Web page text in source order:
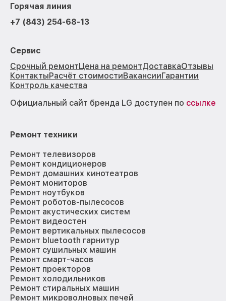
Горячая линия
+7 (843) 254-68-13
Сервис
Срочный ремонтЦена на ремонтДоставкаОтзывы
КонтактыРасчёт стоимостиВакансииГарантии
Контроль качества
Официальный сайт бренда LG доступен по ссылке
Ремонт техники
Ремонт телевизоров
Ремонт кондиционеров
Ремонт домашних кинотеатров
Ремонт мониторов
Ремонт ноутбуков
Ремонт роботов-пылесосов
Ремонт акустических систем
Ремонт видеостен
Ремонт вертикальных пылесосов
Ремонт bluetooth гарнитур
Ремонт сушильных машин
Ремонт смарт-часов
Ремонт проекторов
Ремонт холодильников
Ремонт стиральных машин
Ремонт микроволновых печей